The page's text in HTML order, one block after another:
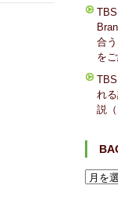
合
を
れ
説（